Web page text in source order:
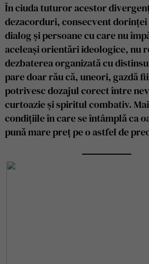
În ciuda tuturor acestor
dezacorduri, consecvent dorinței
dialog și persoane cu care nu
aceleași orientări ideologice, nu
dezbaterea organizată cu
pare doar rău că, uneori, gazdă
potrivesc dozajul corect între
curtoazie și spiritul combativ.
condițiile în care se întâmplă ca
pună mare preț pe o astfel de